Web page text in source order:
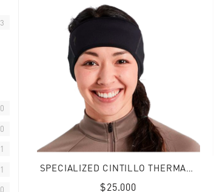
3
0
0
1
1
0 $25.000Precio